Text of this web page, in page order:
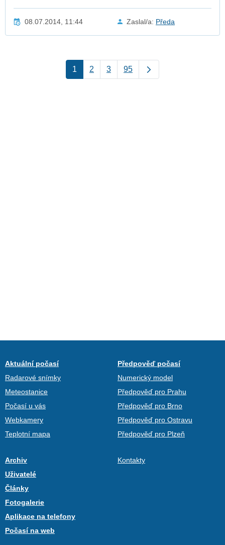
08.07.2014, 11:44 Zaslal/a: Předa
1 2 3 95
Aktuální počasí
Radarové snímky
Meteostanice
Počasí u vás
Webkamery
Teplotní mapa
Předpověď počasí
Numerický model
Předpověď pro Prahu
Předpověď pro Brno
Předpověď pro Ostravu
Předpověď pro Plzeň
Archiv
Uživatelé
Články
Fotogalerie
Aplikace na telefony
Počasí na web
Kontakty